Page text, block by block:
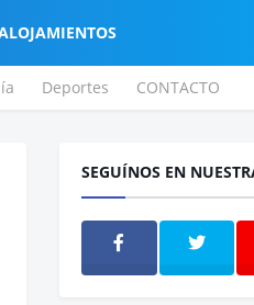
Deportes CONTACTO
SEGUÍNOS EN